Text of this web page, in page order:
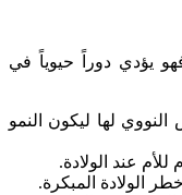
يؤدي دوراً حيوياً في
لها ليكون النمو
عند الولادة.
الولادة المبكرة.